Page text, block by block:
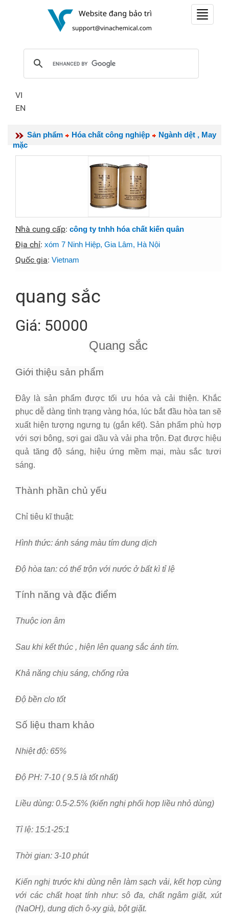
Toggle
VI
EN
Sản phẩm Hóa chất công nghiệp
Ngành dệt , May
mặc
Nhà cung cấp: công ty tnhh hóa chất kiến quân
Địa chỉ: xóm 7 Ninh Hiệp, Gia Lâm, Hà Nội
Quốc gia: Vietnam
quang sắc
Giá: 50000
Quang sắc
Giới thiệu sản phẩm
Đây là sản phẩm được tối ưu hóa và cải thiện. Khắc
phục dễ dàng tình trạng vàng hóa, lúc bắt đầu hòa tan sẽ
xuất hiện tượng ngưng tụ (gắn kết). Sản phẩm phù hợp
với sợi bông, sợi gai dầu và vải pha trộn. Đạt được hiệu
quả tăng độ sáng, hiệu ứng mềm mại, màu sắc tươi
sáng.
Thành phần chủ yếu
Chỉ tiêu kĩ thuật:
Hình thức: ánh sáng màu tím dung dịch
Độ hòa tan: có thể trộn với nước ở bất kì tỉ lệ
Tính năng và đặc điểm
Thuộc ion âm
Sau khi kết thúc , hiện lên quang sắc ánh tím.
Khả năng chịu sáng, chống rửa
Độ bền clo tốt
Số liệu tham khảo
Nhiệt độ: 65%
Độ PH: 7-10 ( 9.5 là tốt nhất)
Liều dùng: 0.5-2.5% (kiến nghị phối hợp liều nhỏ dùng)
Tỉ lệ: 15:1-25:1
Thời gian: 3-10 phút
Kiến nghị trước khi dùng nên làm sạch vải, kết hợp cùng
với các chất hoạt tính như: sô đa, chất ngâm giặt, xút
(NaOH), dung dịch ô-xy già, bột giặt.